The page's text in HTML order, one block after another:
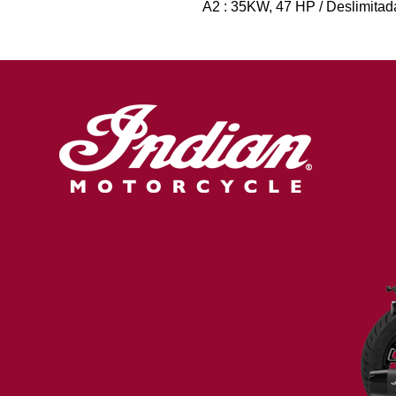
A2 : 35KW, 47 HP /